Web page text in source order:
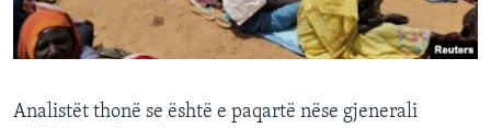
Analistët thonë se është e paqartë nëse gjenerali